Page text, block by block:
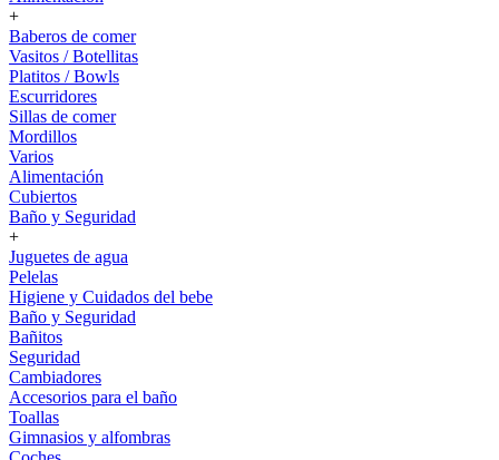
+
Baberos de comer
Vasitos / Botellitas
Platitos / Bowls
Escurridores
Sillas de comer
Mordillos
Varios
Alimentación
Cubiertos
Baño y Seguridad
+
Juguetes de agua
Pelelas
Higiene y Cuidados del bebe
Baño y Seguridad
Bañitos
Seguridad
Cambiadores
Accesorios para el baño
Toallas
Gimnasios y alfombras